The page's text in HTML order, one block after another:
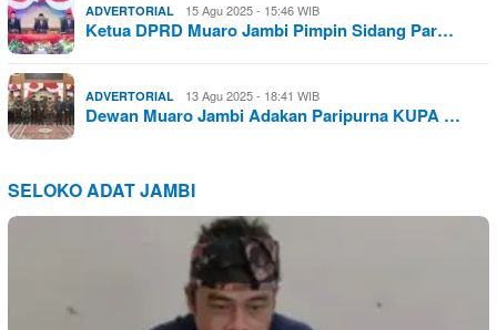
ADVERTORIAL 15 Agu 2025 - 15:46 WIB
Ketua DPRD Muaro Jambi Pimpin Sidang Par…
ADVERTORIAL 13 Agu 2025 - 18:41 WIB
Dewan Muaro Jambi Adakan Paripurna KUPA …
SELOKO ADAT JAMBI